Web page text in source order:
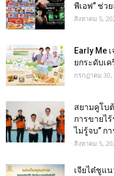
พีเอฟ” ช่ว
สิงหาคม 5,
Early Me
ยกระดับเ
กรกฎาคม 30,
สยามคูโบ
การขายไ
ไม่รู้จบ” ก
สิงหาคม 5,
เจียไต๋ชูแ